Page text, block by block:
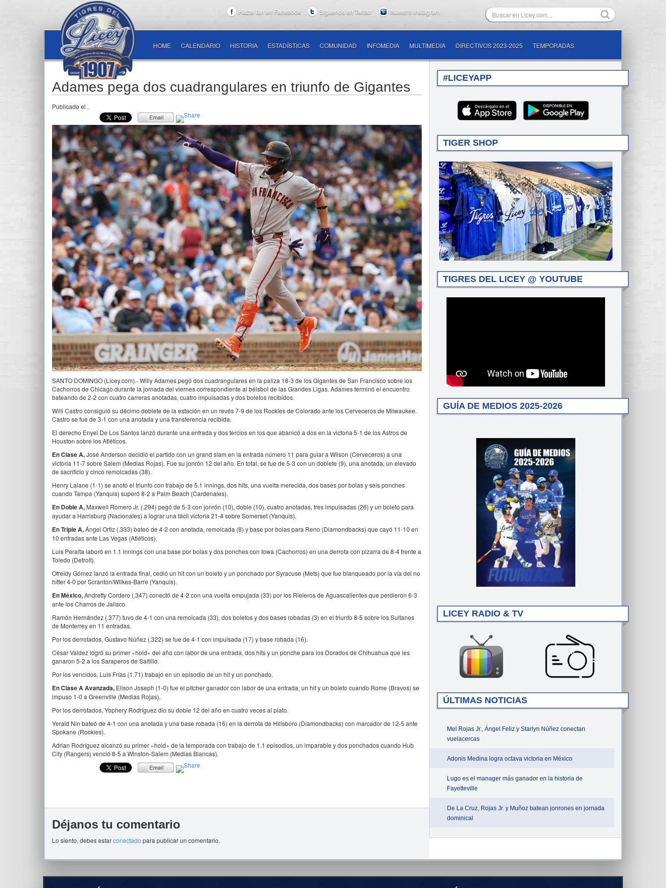
Hazte fan en Facebook Síguenos en Twitter Nuestro Instagram
HOME CALENDARIO HISTORIA ESTADÍSTICAS COMUNIDAD INFOMEDIA MULTIMEDIA DIRECTIVOS 2023-2025 TEMPORADAS
Adames pega dos cuadrangulares en triunfo de Gigantes
Publicado el .
SANTO DOMINGO (Licey.com).- Willy Adames pegó dos cuadrangulares en la paliza 18-3 de los Gigantes de San Francisco sobre los
Cachorros de Chicago durante la jornada del viernes correspondiente al béisbol de las Grandes Ligas. Adames terminó el encuentro
bateando de 2-2 con cuatro carreras anotadas, cuatro impulsadas y dos boletos recibidos.
Willi Castro consiguió su décimo doblete de la estación en un revés 7-9 de los Rockies de Colorado ante los Cerveceros de Milwaukee.
Castro se fue de 3-1 con una anotada y una transferencia recibida.
El derecho Enyel De Los Santos lanzó durante una entrada y dos tercios en los que abanicó a dos en la victoria 5-1 de los Astros de
Houston sobre los Atléticos.
En Clase A,José Anderson decidió el partido con un grand slam en la entrada número 11 para guiar a Wilson (Cerveceros) a una
victoria 11-7 sobre Salem (Medias Rojas). Fue su jonrón 12 del año. En total, se fue de 5-3 con un doblete (9), una anotada, un elevado
de sacrificio y cinco remolcadas (38).
Henry Lalane (1-1) se anotó el triunfo con trabajo de 5.1 innings, dos hits, una vuelta merecida, dos bases por bolas y seis ponches
cuando Tampa (Yanquis) superó 8-2 a Palm Beach (Cardenales).
En Doble A, Maxwell Romero Jr. (.294) pegó de 5-3 con jonrón (10), doble (10), cuatro anotadas, tres impulsadas (26) y un boleto para
ayudar a Harrisburg (Nacionales) a lograr una fácil victoria 21-4 sobre Somerset (Yanquis).
En Triple A,Ángel Ortiz (.333) bateó de 4-2 con anotada, remolcada (8) y base por bolas para Reno (Diamondbacks) que cayó 11-10 en
10 entradas ante Las Vegas (Atléticos).
Luis Peralta laboró en 1.1 innings con una base por bolas y dos ponches con Iowa (Cachorros) en una derrota con pizarra de 8-4 frente a
Toledo (Detroit).
Ofreidy Gómez lanzó la entrada final, cedió un hit con un boleto y un ponchado por Syracuse (Mets) que fue blanqueado por la vía del no
hitter 4-0 por Scranton/Wilkes-Barre (Yanquis).
En México,Andretty Cordero (.347) conectó de 4-2 con una vuelta empujada (33) por los Rieleros de Aguascalientes que perdieron 6-3
ante los Charros de Jalisco.
Ramón Hernández (.377) tuvo de 4-1 con una remolcada (33), dos boletos y dos bases robadas (3) en el triunfo 8-5 sobre los Sultanes
de Monterrey en 11 entradas.
Por los derrotados, Gustavo Núñez (.322) se fue de 4-1 con impulsada (17) y base robada (16).
César Valdez logró su primer «hold» del año con labor de una entrada, dos hits y un ponche para los Dorados de Chihuahua que les
ganaron 5-2 a los Saraperos de Saltillo.
Por los vencidos, Luis Frías (1.71) trabajó en un episodio de un hit y un ponchado.
En Clase A Avanzada, Elison Joseph (1-0) fue el pitcher ganador con labor de una entrada, un hit y un boleto cuando Rome (Bravos) se
impuso 1-0 a Greenville (Medias Rojas).
Por los derrotados, Yophery Rodríguez dio su doble 12 del año en cuatro veces al plato.
Yerald Nin bateó de 4-1 con una anotada y una base robada (16) en la derrota de Hillsboro (Diamondbacks) con marcador de 12-5 ante
Spokane (Rockies).
Adrian Rodríguez alcanzó su primer «hold» de la temporada con trabajo de 1.1 episodios, un imparable y dos ponchados cuando Hub
City (Rangers) venció 8-5 a Winston-Salem (Medias Blancas).
Déjanos tu comentario
Lo siento, debes estarconectado para publicar un comentario.
#LICEYAPP
TIGER SHOP
TIGRES DEL LICEY @ YOUTUBE
GUÍA DE MEDIOS 2025-2026
LICEY RADIO & TV
ÚLTIMAS NOTICIAS
Mel Rojas Jr., Ángel Feliz y Starlyn Núñez conectan
vuelacercas
Adonis Medina logra octava victoria en México
Lugo es el manager más ganador en la historia de
Fayetteville
De La Cruz, Rojas Jr. y Muñoz batean jonrones en jornada
dominical